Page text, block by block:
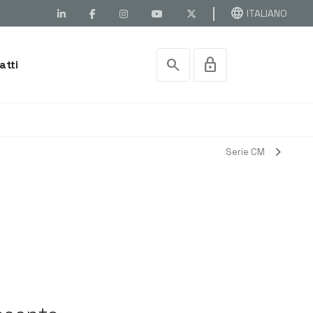
language ITALIANO
search lock
Serie CM chevron_right